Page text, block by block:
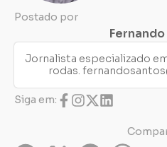
Postado por
Jornalista especializado
rodas.
Siga em: